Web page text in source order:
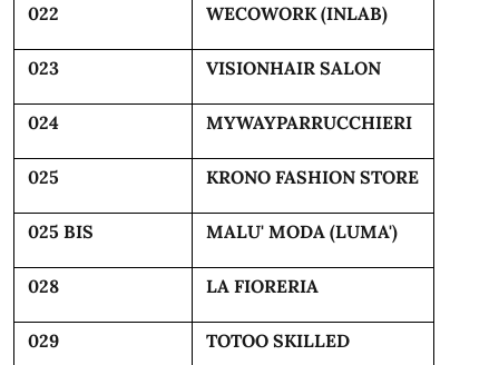
022 WECOWORK (INLAB)
023 VISIONHAIR SALON
024 MYWAYPARRUCCHIERI
025 KRONO FASHION STORE
025 BIS MALU' MODA (LUMA')
028 LA FIORERIA
029 TOTOO SKILLED